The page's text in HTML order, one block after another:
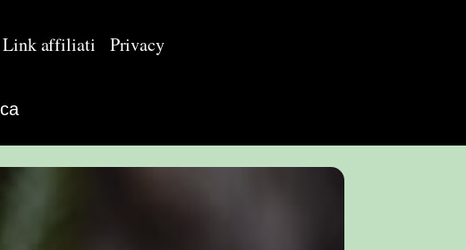
Link affiliati Privacy